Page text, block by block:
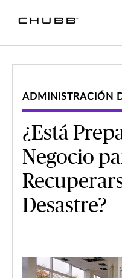
ADMINISTRACIÓN
¿Está
Negocio
Desastre?